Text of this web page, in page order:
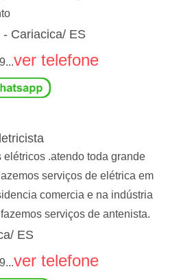
- Cariacica/ ES
ver telefone
elétricos .atendo toda grande
serviços de elétrica em
comercia e na indústria
serviços de antenista.
ES
ver telefone